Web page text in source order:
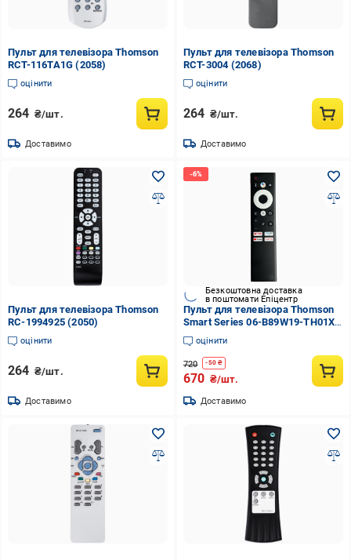
Пульт для телевізора Thomson
RCT-116TA1G (2058)
оцінити
264 ₴/шт.
Доставимо
Пульт для телевізора Thomson
RCT-3004 (2068)
оцінити
264 ₴/шт.
Доставимо
Пульт для телевізора Thomson
RC-1994925 (2050)
оцінити
264 ₴/шт.
Доставимо
Безкоштовна доставка
в поштомати Епіцентр
Пульт для телевізора Thomson
Smart Series 06-B89W19-TH01XS
TS-V5 HS8A03H-01 з голосовим
пошуком (1944)
оцінити
720 -50 ₴
670 ₴/шт.
Доставимо